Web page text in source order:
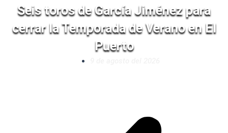
Seis toros de García Jiménez para
cerrar la Temporada de Verano en El
Puerto